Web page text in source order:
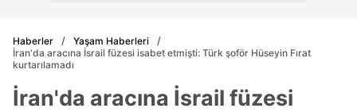
Haberler
Yaşam Haberleri
İran'da aracına İsrail füzesi isabet etmişti: Türk şoför Hüseyin Fırat
kurtarılamadı
İran'da aracına İsrail füzesi